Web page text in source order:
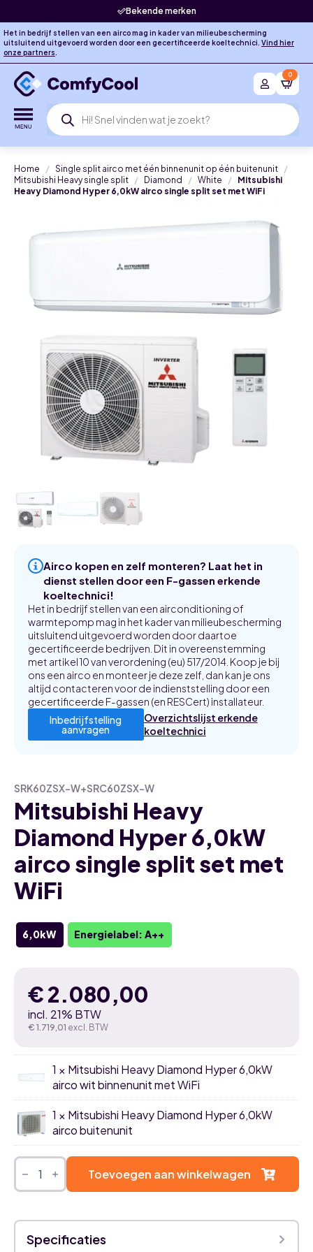
Bekende merken
Het in bedrijf stellen van een airco mag in kader van milieubescherming
uitsluitend uitgevoerd worden door een gecertificeerde koeltechnici. Vind hier
onze partners.
Producten
zoeken
0
Home
Single split airco met één binnenunit op één buitenunit
Mitsubishi Heavy single split
Diamond White
Mitsubishi
Heavy Diamond Hyper 6,0kW airco single split set met WiFi
Airco kopen en zelf monteren? Laat het in
dienst stellen door een F-gassen erkende
koeltechnici!
Het in bedrijf stellen van een airconditioning of
warmtepomp mag in het kader van milieubescherming
uitsluitend uitgevoerd worden door daartoe
gecertificeerde bedrijven. Dit in overeenstemming
met artikel 10 van verordening (eu) 517/2014. Koop je bij
ons een airco en monteer je deze zelf, dan kan je ons
altijd contacteren voor de indienststelling door een
gecertificeerde F-gassen (en RESCert) installateur.
Inbedrijfstelling
aanvragen
Overzichtslijst erkende
koeltechnici
SRK60ZSX-W+SRC60ZSX-W
Mitsubishi Heavy
Diamond Hyper 6,0kW
airco single split set met
WiFi
6,0kW Energielabel: A++
€2.080,00
incl. 21% BTW
€ 1.719,01 excl. BTW
1 × Mitsubishi Heavy Diamond Hyper 6,0kW
airco wit binnenunit met WiFi
1 × Mitsubishi Heavy Diamond Hyper 6,0kW
airco buitenunit
Mitsubishi
Heavy
Diamond
Hyper
airco
single
split
Toevoegen aan winkelwagen
Specificaties